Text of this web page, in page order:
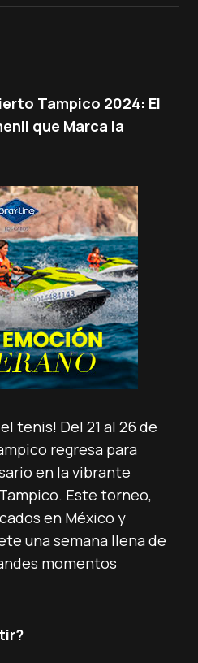
Tampico 2024: El
que Marca la
tenis! Del 21 al 26 de
regresa para
en la vibrante
Este torneo,
en México y
una semana llena de
momentos